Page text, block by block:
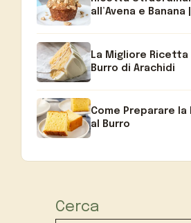
all’Avena e Banana
La Migliore Ricetta
Burro di Arachidi
Come Preparare
al Burro
Cerca